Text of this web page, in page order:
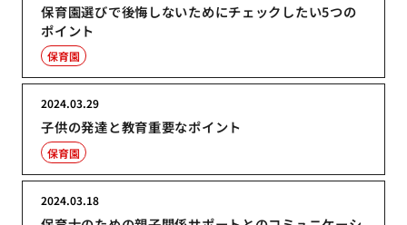
保育園選びで後悔しないためにチェックしたい5つの
ポイント
保育園
子供の発達と教育重要なポイント
2024.03.29
保育園
2024.03.18